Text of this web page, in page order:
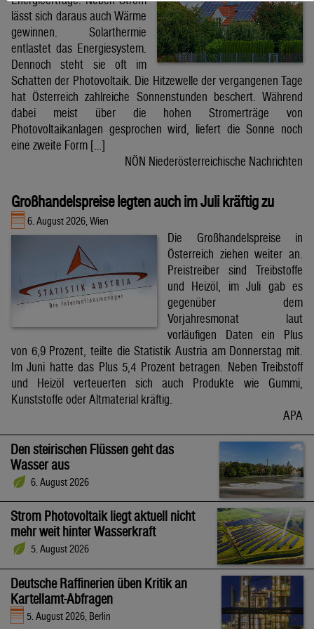
lässt sich daraus auch Wärme
gewinnen. Solarthermie
entlastet das Energiesystem.
Dennoch steht sie oft im
Schatten der Photovoltaik. Die Hitzewelle der vergangenen Tage
hat Österreich zahlreiche Sonnenstunden beschert. Während
dabei meist über die hohen Stromerträge von
Photovoltaikanlagen gesprochen wird, liefert die Sonne noch
eine zweite Form […]
NÖN Niederösterreichische Nachrichten
Großhandelspreise legten auch im Juli kräftig zu
6. August 2026, Wien
Die Großhandelspreise in
Österreich ziehen weiter an.
Preistreiber sind Treibstoffe
und Heizöl, im Juli gab es
gegenüber dem
Vorjahresmonat laut
vorläufigen Daten ein Plus
von 6,9 Prozent, teilte die Statistik Austria am Donnerstag mit.
Im Juni hatte das Plus 5,4 Prozent betragen. Neben Treibstoff
und Heizöl verteuerten sich auch Produkte wie Gummi,
Kunststoffe oder Altmaterial kräftig.
APA
Den steirischen Flüssen geht das
Wasser aus
6. August 2026
Strom Photovoltaik liegt aktuell nicht
mehr weit hinter Wasserkraft
5. August 2026
Deutsche Raffinerien üben Kritik an
Kartellamt-Abfragen
5. August 2026, Berlin